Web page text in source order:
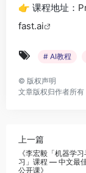
👉 课程地址：
fast.ai
# AI教程
© 版权声明
文章版权归作者所有
上一篇
《李宏毅「机器学
习」课程 — 中文最
公开课》